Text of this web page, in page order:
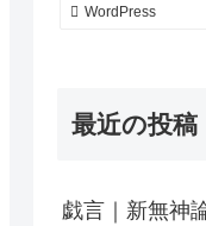
WordPress
最近の投稿
戯言｜新無神